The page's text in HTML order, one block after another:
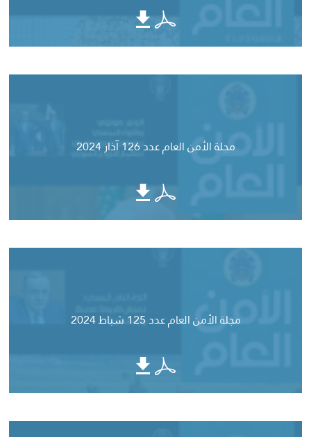
مجلة الأمن العام عدد 126 آذار 2024
مجلة الأمن العام عدد 125 شباط 2024